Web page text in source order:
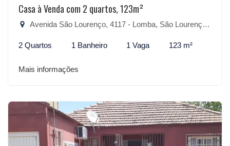
Casa à Venda com 2 quartos, 123m²
Avenida São Lourenço, 4117 - Lomba, São Lourenço do Sul-RS
2 Quartos 1 Banheiro 1 Vaga 123 m²
Mais informações